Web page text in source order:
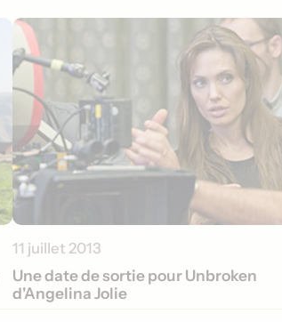
11 juillet 2013
Une date de sortie pour Unbroken
d'Angelina Jolie